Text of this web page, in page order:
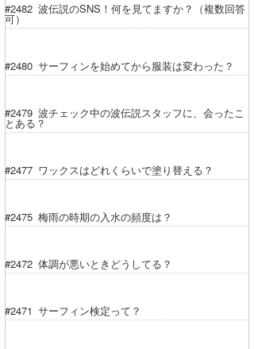
#2482 波伝説のSNS！何を見てますか？（複数回答
可）
#2480 サーフィンを始めてから服装は変わった？
#2479 波チェック中の波伝説スタッフに、会ったこ
とある？
#2477 ワックスはどれくらいで塗り替える？
#2475 梅雨の時期の入水の頻度は？
#2472 体調が悪いときどうしてる？
#2471 サーフィン検定って？